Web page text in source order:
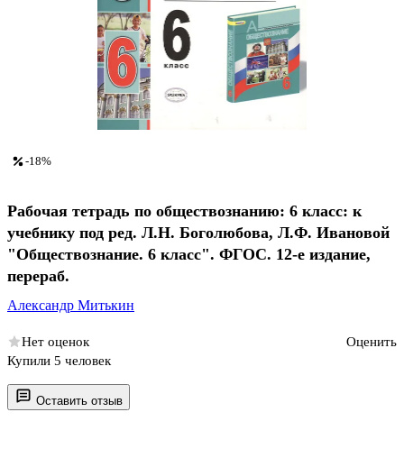
Оставить отзыв
-18%
Рабочая тетрадь по обществознанию: 6 класс: к
учебнику под ред. Л.Н. Боголюбова, Л.Ф. Ивановой
"Обществознание. 6 класс". ФГОС. 12-е издание,
перераб.
Александр Митькин
Нет оценок
Оценить
Купили 5 человек